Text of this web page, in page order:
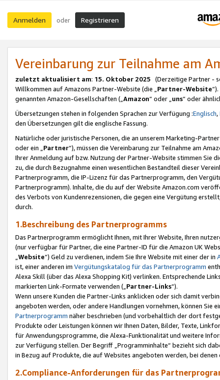
Anmelden oder Registrieren
Vereinbarung zur Teilnahme am
zuletzt aktualisiert am: 15. Oktober 2025 (Derzeitige Partner -
Willkommen auf Amazons Partner-Website (die „Partner-Website
genannten Amazon-Gesellschaften („Amazon“ oder „uns“ oder
Übersetzungen stehen in folgenden Sprachen zur Verfügung :Englisch,
den Übersetzungen gilt die englische Fassung.
Natürliche oder juristische Personen, die an unserem Marketing-
oder ein „Partner“), müssen die Vereinbarung zur Teilnahme am
Ihrer Anmeldung auf bzw. Nutzung der Partner-Website stimmen Sie
zu, die durch Bezugnahme einen wesentlichen Bestandteil dieser
Partnerprogramm, die IP-Lizenz für das Partnerprogramm, den
Partnerprogramm). Inhalte, die du auf der Website Amazon.com
des Verbots von Kundenrezensionen, die gegen eine Vergütung
durch.
1.Beschreibung des Partnerprogramms
Das Partnerprogramm ermöglicht Ihnen, mit Ihrer Website, Ihren
(nur verfügbar für Partner, die eine Partner-ID für die Amazon UK
Website“) Geld zu verdienen, indem Sie Ihre Website mit einer der in
ist, einer anderen im Vergütungskatalog für das Partnerprogramm
Alexa Skill (über das Alexa Shopping Kit) verlinken. Entsprechende
markierten Link-Formate verwenden („ Partner-Links“).
Wenn unsere Kunden die Partner-Links anklicken oder sich damit
angeboten werden, oder andere Handlungen vornehmen, können Sie
Partnerprogramm näher beschrieben (und vorbehaltlich der dort
Produkte oder Leistungen können wir Ihnen Daten, Bilder, Texte,
für Anwendungsprogramme, die Alexa-Funktionalität und weitere
zur Verfügung stellen. Der Begriff „Programminhalte“ bezieht sich
in Bezug auf Produkte, die auf Websites angeboten werden, bei
2.Compliance-Anforderungen für das